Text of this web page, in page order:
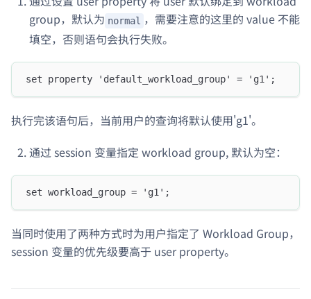
group，默认为 normal ，需要注意的这里的 value 不能
填空，否则语句会执行失败。
set property 'default_workload_group' = 'g1';
执行完该语句后，当前用户的查询将默认使用'g1'。
通过 session 变量指定 workload group, 默认为空：
set workload_group = 'g1';
当同时使用了两种方式时为用户指定了 Workload Group，
session 变量的优先级要高于 user property。